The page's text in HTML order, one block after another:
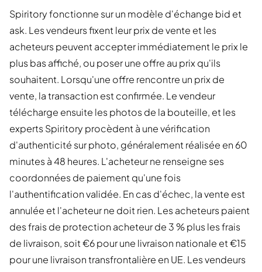
Spiritory fonctionne sur un modèle d'échange bid et
ask. Les vendeurs fixent leur prix de vente et les
acheteurs peuvent accepter immédiatement le prix le
plus bas affiché, ou poser une offre au prix qu'ils
souhaitent. Lorsqu'une offre rencontre un prix de
vente, la transaction est confirmée. Le vendeur
télécharge ensuite les photos de la bouteille, et les
experts Spiritory procèdent à une vérification
d'authenticité sur photo, généralement réalisée en 60
minutes à 48 heures. L'acheteur ne renseigne ses
coordonnées de paiement qu'une fois
l'authentification validée. En cas d'échec, la vente est
annulée et l'acheteur ne doit rien. Les acheteurs paient
des frais de protection acheteur de 3 % plus les frais
de livraison, soit €6 pour une livraison nationale et €15
pour une livraison transfrontalière en UE. Les vendeurs